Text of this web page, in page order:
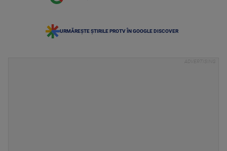
URMĂREȘTE ȘTIRILE PROTV ÎN GOOGLE DISCOVER